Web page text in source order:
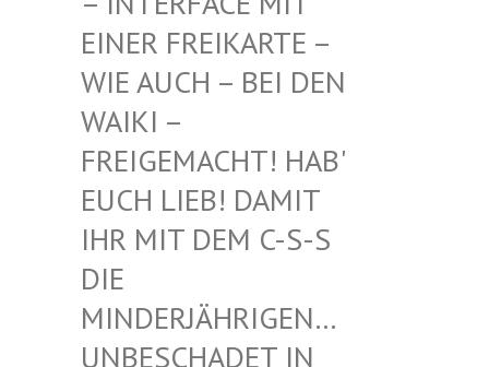
NER FREIKARTE – WI
E AUCH – BEI DEN WA
IKI – FR
EIGEMACHT! HAB' EU
CH LIEB! DAMIT IH
R MIT DEM C-S-S DI
E MI
NDERJÄHRIGEN… UN
BESCHADET IN RU